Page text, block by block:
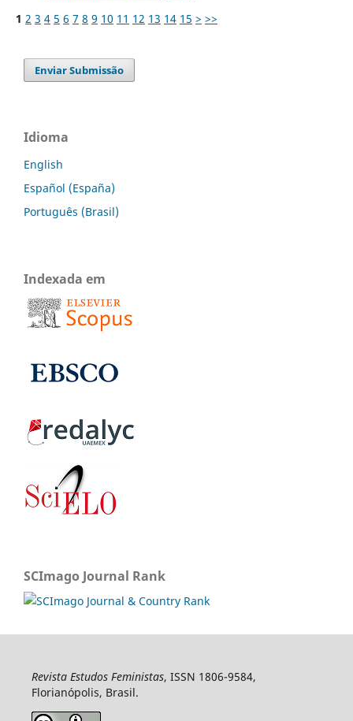
1 2 3 4 5 6 7 8 9 10 11 12 13 14 15 > >>
Enviar Submissão
Idioma
English
Español (España)
Português (Brasil)
Indexada em
SCImago Journal Rank
Revista Estudos Feministas, ISSN 1806-9584,
Florianópolis, Brasil.